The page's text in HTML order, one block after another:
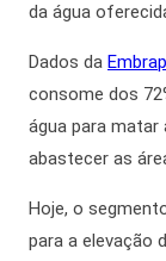
da água
Dados da
consome dos
água para matar
abastecer as
Hoje, o
para a elevação